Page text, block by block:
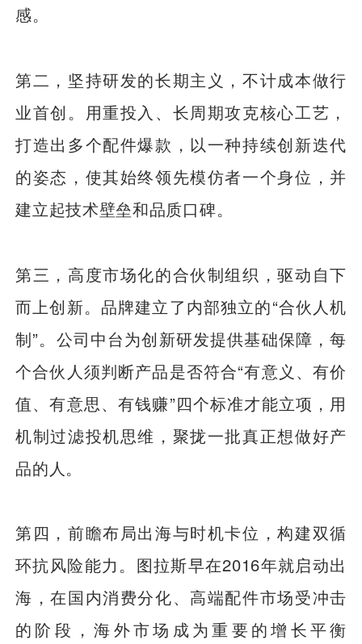
感。
第二，坚持研发的长期主义，不计成本做行
业首创。用重投入、长周期攻克核心工艺，
打造出多个配件爆款，以一种持续创新迭代
的姿态，使其始终领先模仿者一个身位，并
建立起技术壁垒和品质口碑。
第三，高度市场化的合伙制组织，驱动自下
而上创新。品牌建立了内部独立的“合伙人机
制”。公司中台为创新研发提供基础保障，每
个合伙人须判断产品是否符合“有意义、有价
值、有意思、有钱赚”四个标准才能立项，用
机制过滤投机思维，聚拢一批真正想做好产
品的人。
第四，前瞻布局出海与时机卡位，构建双循
环抗风险能力。图拉斯早在2016年就启动出
海，在国内消费分化、高端配件市场受冲击
的阶段，海外市场成为重要的增长平衡